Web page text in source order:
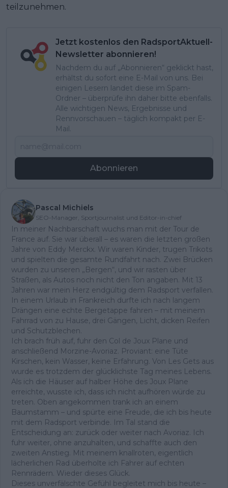
teilzunehmen.
Jetzt kostenlos den RadsportAktuell-
Newsletter abonnieren!
Nachdem du auf „Abonnieren“ geklickt hast,
erhältst du sofort eine E-Mail von uns. Bei
einigen Lesern landet diese im Spam-
Ordner – überprüfe ihn daher bitte ebenfalls.
Alle wichtigen News, Ergebnisse und
Rennvorschauen – täglich kompakt per E-
Mail.
Abonnieren
Pascal Michiels
SEO-Manager, Sportjournalist und Editor-in-chief
In meiner Nachbarschaft wuchs man mit der Tour de
France auf. Sie war überall – es waren die letzten großen
Jahre von Eddy Merckx. Wir waren Kinder, trugen Trikots
und spielten die gesamte Rundfahrt nach. Zwei Brücken
wurden zu unseren „Bergen“, und wir rasten über
Straßen, als Autos noch nicht den Ton angaben. Mit 13
Jahren war mein Herz endgültig dem Radsport verfallen.
In einem Urlaub in Frankreich durfte ich nach langem
Drängen eine echte Bergetappe fahren – mit meinem
Fahrrad von zu Hause, drei Gängen, Licht, dicken Reifen
und Schutzblechen.
Ich brach früh auf, fuhr den Col de Joux Plane und
anschließend Morzine-Avoriaz. Proviant: eine Tüte
Kirschen, kein Wasser, keine Erfahrung. Von Les Gets aus
wurde es trotzdem der glücklichste Tag meines Lebens.
Als ich die Häuser auf halber Höhe des Joux Plane
erreichte, wusste ich, dass ich nicht aufhören würde zu
treten. Oben angekommen trank ich an einem
Baumstamm – und spürte eine Freude, die ich bis heute
mit dem Radsport verbinde. Im Tal stand die
Entscheidung an: zurück oder weiter nach Avoriaz. Ich
fuhr weiter, ohne anzuhalten, und schaffte auch den
zweiten Anstieg. Mit meinem knallroten, eigentlich
lächerlichen Rad überholte ich Fahrer auf echten
Rennrädern. Wieder dieses Glück.
Dieses unverfälschte Gefühl begleitet mich bis heute –